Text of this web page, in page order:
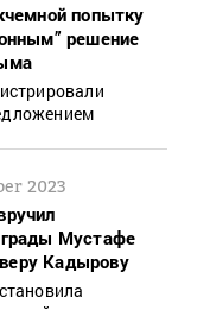
попытку
решение
2023
Мустафе
Кадырову